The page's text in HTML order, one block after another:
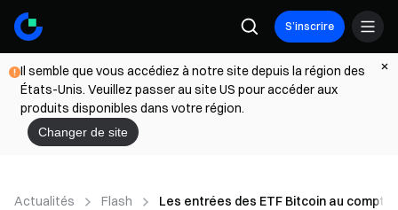
S’inscrire
Il semble que vous accédiez à notre site depuis la région des
États-Unis. Veuillez passer au site US pour accéder aux
produits disponibles dans votre région.
Changer de site
Actualités Flash Les entrées des ETF Bitcoin au